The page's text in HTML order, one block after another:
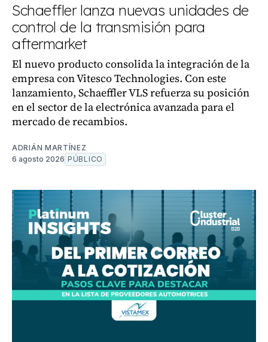
Schaeffler lanza nuevas unidades de
control de la transmisión para
aftermarket
El nuevo producto consolida la integración de la
empresa con Vitesco Technologies. Con este
lanzamiento, Schaeffler VLS refuerza su posición
en el sector de la electrónica avanzada para el
mercado de recambios.
ADRIÁN MARTÍNEZ
6 agosto 2026 PÚBLICO